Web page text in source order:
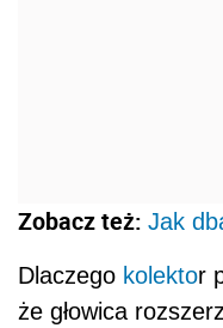
Zobacz też: Jak
Dlaczego kolektor
że głowica